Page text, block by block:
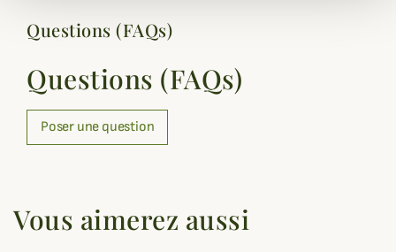
Questions (FAQs)
Questions (FAQs)
Poser une question
Vous aimerez aussi